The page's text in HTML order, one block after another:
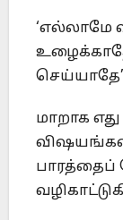
‘எல்லாமே
மாறாக
பாரத்தைப்